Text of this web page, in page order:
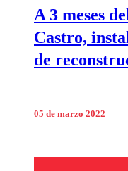
A 3 meses
Castro,
de
05 de marzo 2022